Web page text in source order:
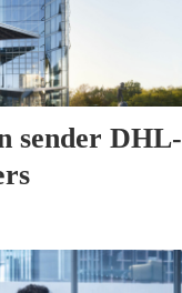
sender DHL-